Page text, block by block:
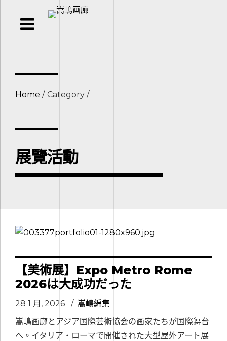
Home Category
展覽活動
【美術展】Expo Metro Rome
2026は大成功だった
28 1 月, 2026
嵩嶋編集
嵩嶋画廊とアジア国際芸術協会の画家たちが国際舞台
へ。イタリア・ローマで開催された大型屋外アート展